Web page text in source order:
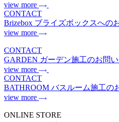
view more
CONTACT
Brizebox ブライズボックスへの
view more
CONTACT
GARDEN ガーデン施工のお問
view more
CONTACT
BATHROOM バスルーム施工の
view more
ONLINE STORE